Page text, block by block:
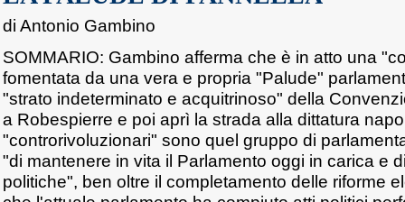
di Antonio Gambino
SOMMARIO: Gambino afferma che è in atto una
fomentata da una vera e propria "Palude"
"strato indeterminato e acquitrinoso" della
a Robespierre e poi aprì la strada alla dittatura
"controrivoluzionari" sono quel gruppo di
"di mantenere in vita il Parlamento oggi in carica e
politiche", ben oltre il completamento delle riforme